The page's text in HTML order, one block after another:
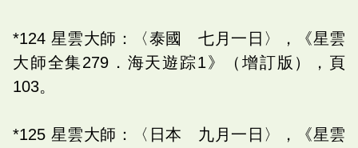
*124 星雲大師：〈泰國 七月一日〉，《星雲
大師全集279．海天遊踪1》（增訂版），頁
103。
*125 星雲大師：〈日本 九月一日〉，《星雲